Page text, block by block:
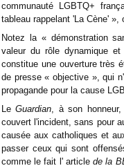
communauté LGBTQ+
tableau rappelant 'La Cène' »,
Notez la « démonstration
valeur du rôle dynamique
constitue une ouverture très
de presse « objective », qui
propagande pour la cause
LeGuardian, à son
couvert l'incident, sans pour
causée aux catholiques et
passer ceux qui sont
comme le fait l' articlede la